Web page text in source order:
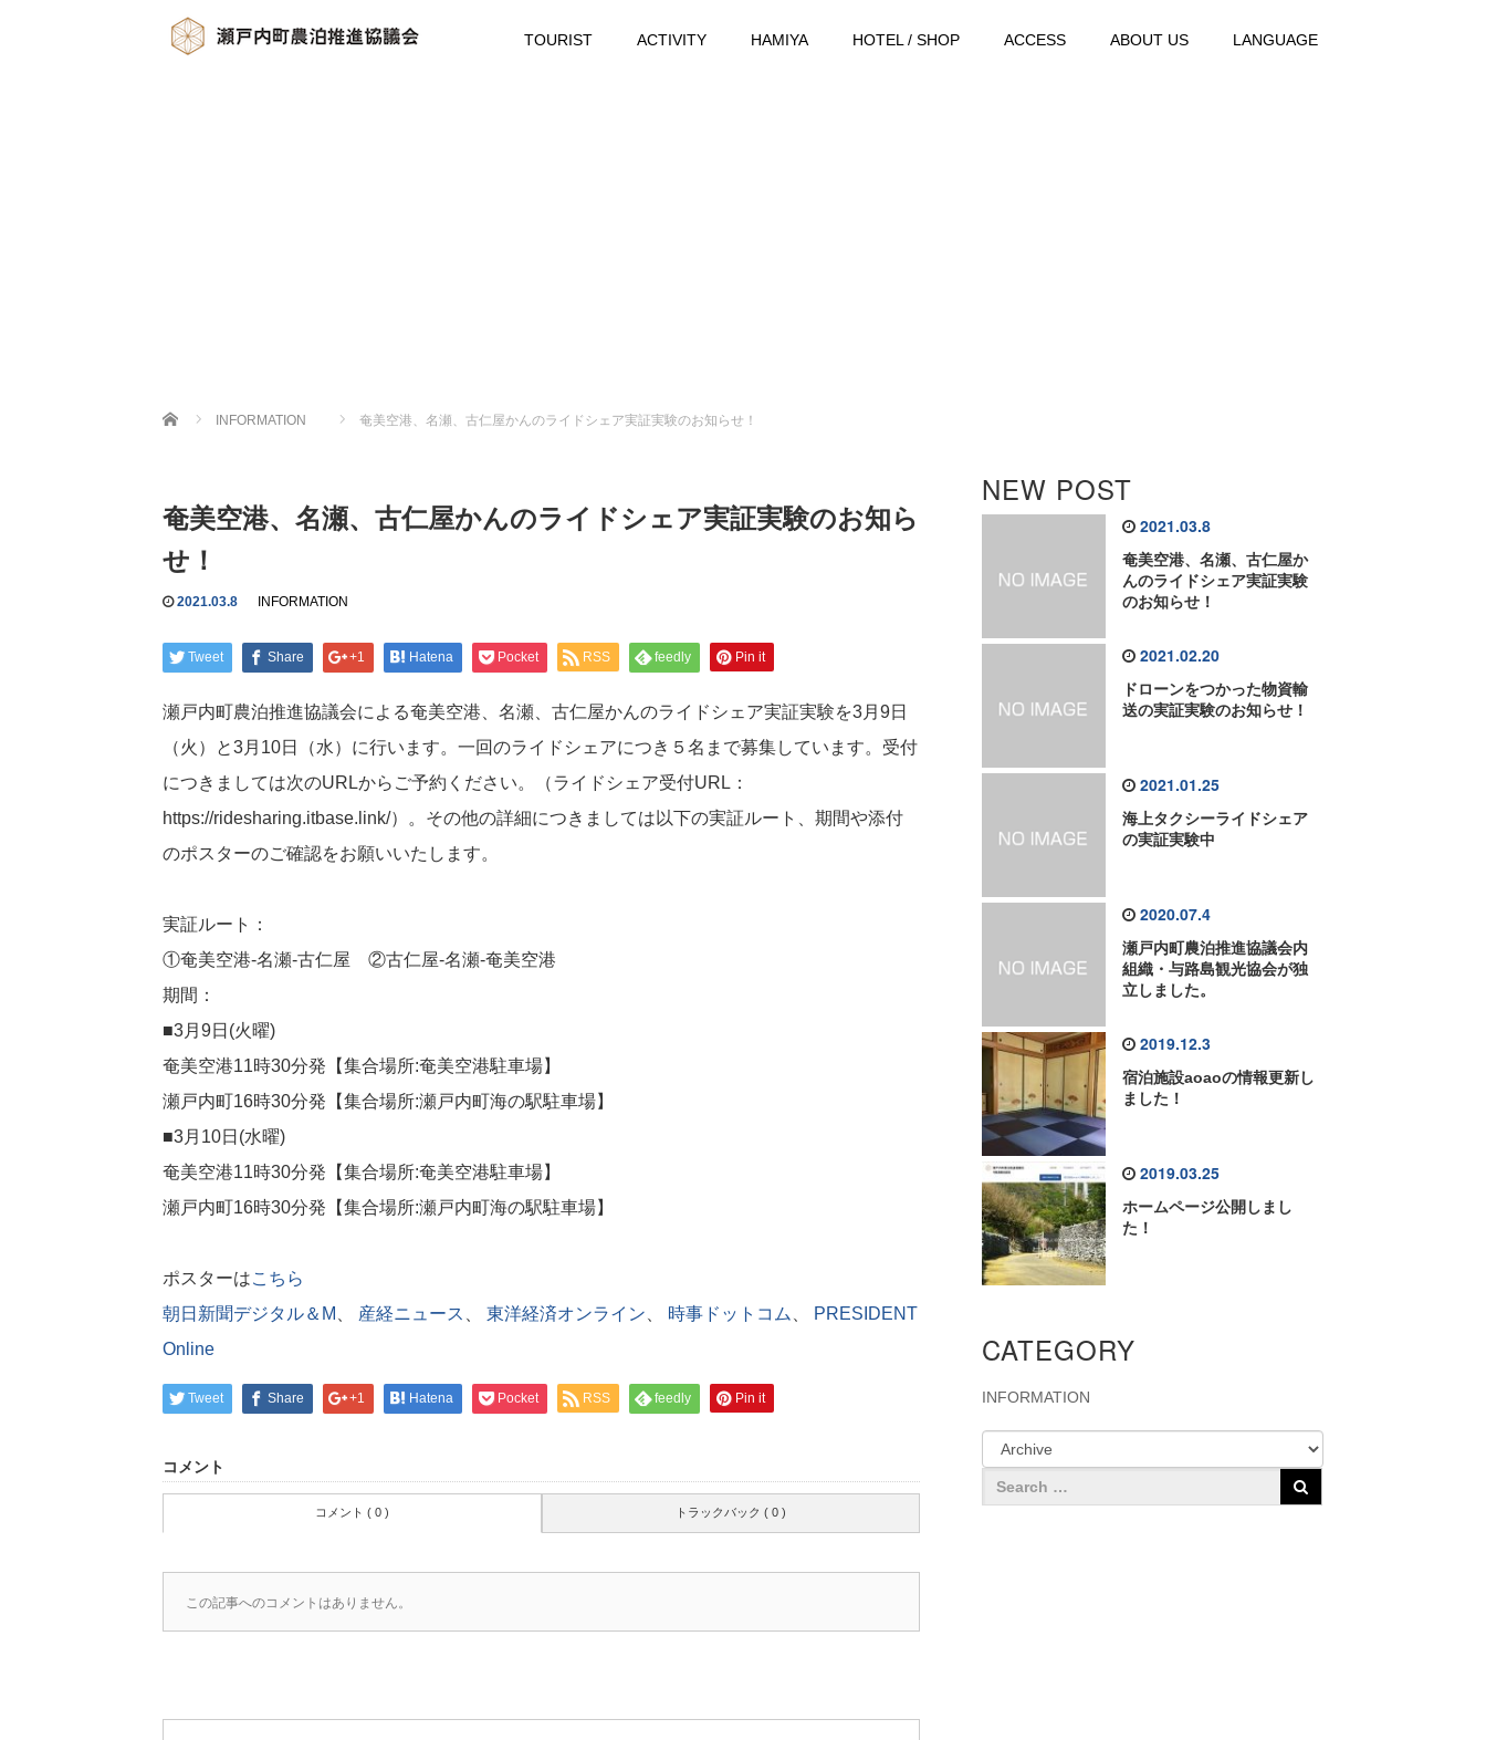
TOURIST ACTIVITY HAMIYA HOTEL / SHOP ACCESS ABOUT US LANGUAGE
Home INFORMATION 奄美空港、名瀬、古仁屋かんのライドシェア実証実験のお知らせ！
奄美空港、名瀬、古仁屋かんのライドシェア実証実験のお知ら
せ！
2021.03.8 INFORMATION
Tweet Share +1 Hatena Pocket RSS feedly Pin it
瀬戸内町農泊推進協議会による奄美空港、名瀬、古仁屋かんのライドシェア実証実験を3月9日
（火）と3月10日（水）に行います。一回のライドシェアにつき５名まで募集しています。受付
につきましては次のURLからご予約ください。（ライドシェア受付URL：
https://ridesharing.itbase.link/）。その他の詳細につきましては以下の実証ルート、期間や添付
のポスターのご確認をお願いいたします。
実証ルート：
①奄美空港-名瀬-古仁屋 ②古仁屋-名瀬-奄美空港
期間：
■3月9日(火曜)
奄美空港11時30分発【集合場所:奄美空港駐車場】
瀬戸内町16時30分発【集合場所:瀬戸内町海の駅駐車場】
■3月10日(水曜)
奄美空港11時30分発【集合場所:奄美空港駐車場】
瀬戸内町16時30分発【集合場所:瀬戸内町海の駅駐車場】
ポスターはこちら
朝日新聞デジタル＆M
産経ニュース 東洋経済オンライン 時事ドットコム
PRESIDENT
Online
Tweet Share +1 Hatena Pocket RSS feedly Pin it
コメント
コメント ( 0 ) トラックバック ( 0 )
この記事へのコメントはありません。
NEW POST
2021.03.8
奄美空港、名瀬、古仁屋か
んのライドシェア実証実験
のお知らせ！
2021.02.20
ドローンをつかった物資輸
送の実証実験のお知らせ！
2021.01.25
海上タクシーライドシェア
の実証実験中
2020.07.4
瀬戸内町農泊推進協議会内
組織・与路島観光協会が独
立しました。
2019.12.3
宿泊施設aoaoの情報更新し
ました！
2019.03.25
ホームページ公開しまし
た！
CATEGORY
INFORMATION